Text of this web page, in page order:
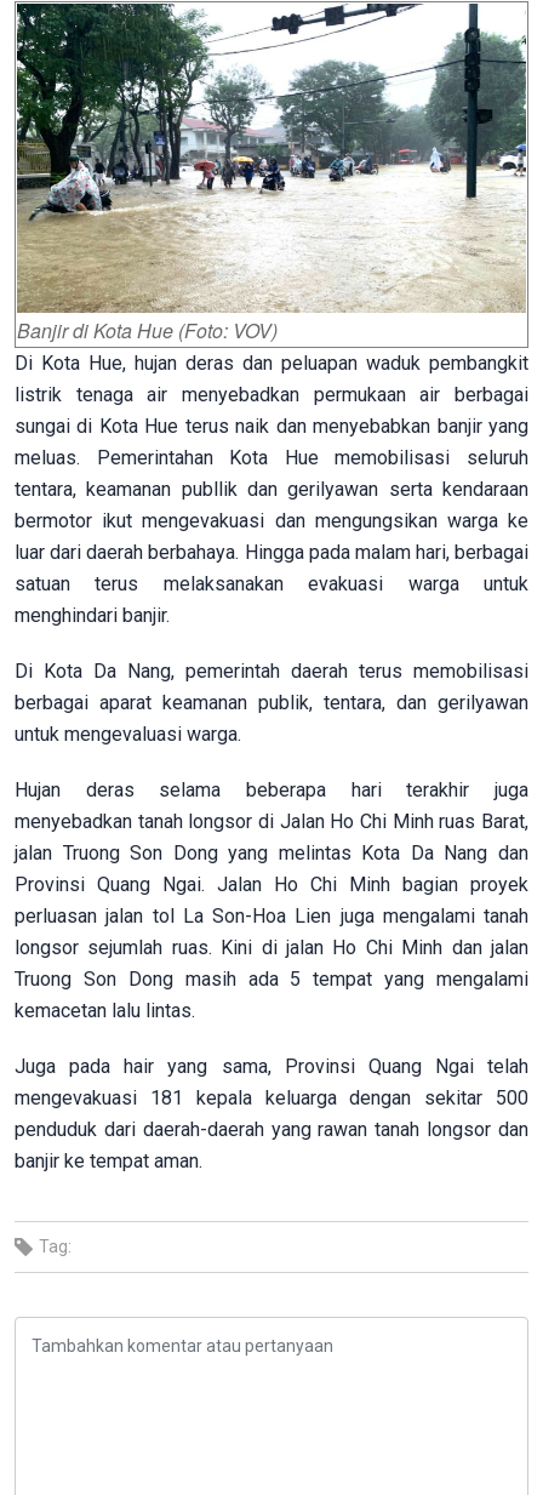
Banjir di Kota Hue (Foto: VOV)
Di Kota Hue, hujan deras dan peluapan waduk pembangkit
listrik tenaga air menyebadkan permukaan air berbagai
sungai di Kota Hue terus naik dan menyebabkan banjir yang
meluas. Pemerintahan Kota Hue memobilisasi seluruh
tentara, keamanan publlik dan gerilyawan serta kendaraan
bermotor ikut mengevakuasi dan mengungsikan warga ke
luar dari daerah berbahaya. Hingga pada malam hari, berbagai
satuan terus melaksanakan evakuasi warga untuk
menghindari banjir.
Di Kota Da Nang, pemerintah daerah terus memobilisasi
berbagai aparat keamanan publik, tentara, dan gerilyawan
untuk mengevaluasi warga.
Hujan deras selama beberapa hari terakhir juga
menyebadkan tanah longsor di Jalan Ho Chi Minh ruas Barat,
jalan Truong Son Dong yang melintas Kota Da Nang dan
Provinsi Quang Ngai. Jalan Ho Chi Minh bagian proyek
perluasan jalan tol La Son-Hoa Lien juga mengalami tanah
longsor sejumlah ruas. Kini di jalan Ho Chi Minh dan jalan
Truong Son Dong masih ada 5 tempat yang mengalami
kemacetan lalu lintas.
Juga pada hair yang sama, Provinsi Quang Ngai telah
mengevakuasi 181 kepala keluarga dengan sekitar 500
penduduk dari daerah-daerah yang rawan tanah longsor dan
banjir ke tempat aman.
Tag: